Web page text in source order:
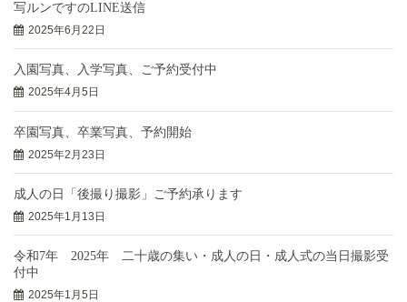
写ルンですのLINE送信
2025年6月22日
入園写真、入学写真、ご予約受付中
2025年4月5日
卒園写真、卒業写真、予約開始
2025年2月23日
成人の日「後撮り撮影」ご予約承ります
2025年1月13日
令和7年 2025年 二十歳の集い・成人の日・成人式の当日撮影受
付中
2025年1月5日